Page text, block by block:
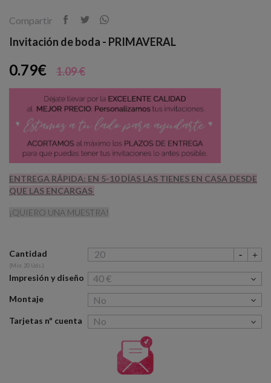
Compartir
Invitación de boda - PRIMAVERAL
0.79€ 1.09 €
ENTREGA RÁPIDA: EN 5-10 DÍAS LAS TIENES EN CASA DESDE
QUE LAS ENCARGAS
¡QUIERO UNA MUESTRA!
Cantidad
(Min. 20 Uds.)
Impresión y diseño
Montaje
Tarjetas nº cuenta